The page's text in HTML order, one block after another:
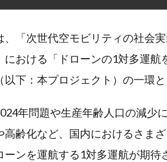
、「次世代空モビリティの社会
における「ドローンの1対多運
以下：本プロジェクト）の一環と
年問題や生産年齢人口の減少
高齢化など、国内におけるさま
ーンを運航する1対多運航が期待